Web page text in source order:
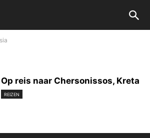
Op reis naar Chersonissos, Kreta
REIZEN